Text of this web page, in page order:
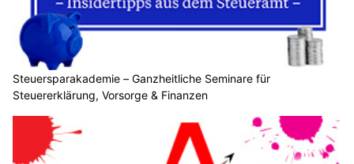
Steuersparakademie – Ganzheitliche Seminare für
Steuererklärung, Vorsorge & Finanzen